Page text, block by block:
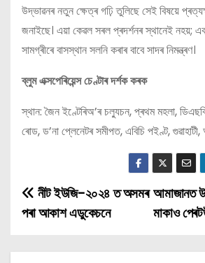
উদ্ভাৱনৰ নতুন ক্ষেত্ৰ গঢ়ি তুলিছে সেই বিষয়ে
জনাইছে। এয়া কেৱল সৰল প্ৰদৰ্শনৰ স্থানেই নহয়;
সামগ্ৰীৰে বাসস্থান সলনি কৰাৰ বাবে সাদৰ নিমন্ত্ৰণ।
ব্লুম এক্সপেৰিয়েন্স চেণ্টাৰ দৰ্শক কৰক
স্থান: জৈন ইণ্টেৰিঅ’ৰ চল্যুচন, প্ৰথম মহলা,
ৰোড, ড’না প্লেনেটৰ সমীপত, এবিচি পইণ্ট,
P
s
আমাজানত
মাকাও
নীট ইউজি-২০২৪ ত অসমৰ
পৰা আকাশ এডুকেচনে